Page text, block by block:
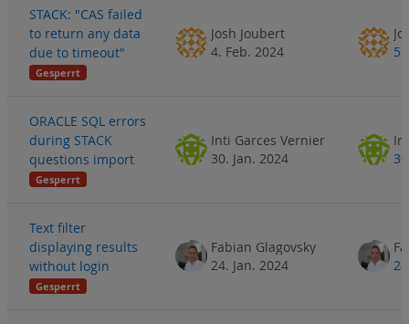
STACK: "CAS failed
to return any data
due to timeout"
Gesperrt
Josh Joubert
4. Feb. 2024
5.
ORACLE SQL errors
during STACK
questions import
Gesperrt
Inti Garces Vernier
30. Jan. 2024
Text filter
displaying results
without login
Gesperrt
Fabian Glagovsky
24. Jan. 2024